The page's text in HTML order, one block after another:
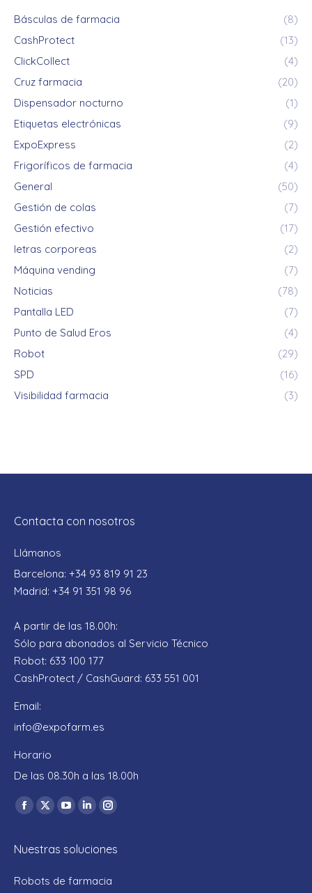
Básculas de farmacia
(8)
CashProtect
(13)
ClickCollect
(4)
Cruz farmacia
(20)
Dispensador nocturno
(1)
Etiquetas electrónicas
(9)
ExpoExpress
(2)
Frigoríficos de farmacia
(4)
General
(50)
Gestión de colas
(7)
Gestión efectivo
(17)
letras corporeas
(2)
Máquina vending
(7)
Noticias
(78)
Pantalla LED
(7)
Punto de Salud Eros
(4)
Robot
(29)
SPD
(16)
Visibilidad farmacia
(3)
Contacta con nosotros
Llámanos
Barcelona: +34 93 819 91 23
Madrid: +34 91 351 98 96
A partir de las 18.00h:
Sólo para abonados al Servicio Técnico
Robot: 633 100 177
CashProtect / CashGuard: 633 551 001
Email:
info@expofarm.es
Horario
De las 08.30h a las 18.00h
Encuéntranos en:
Facebook
opens
new
X
opens
new
YouTube
opens
new
Linkedin
opens
new
Instagram
opens
new
Nuestras soluciones
Robots de farmacia